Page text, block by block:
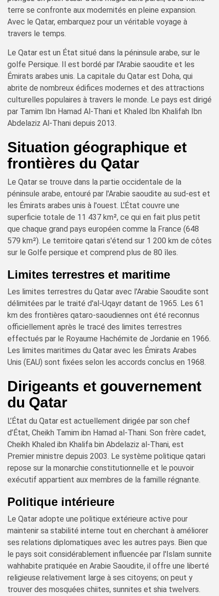
terre se confronte aux modernités en pleine expansion.
Avec le Qatar, embarquez pour un véritable voyage à
travers le temps.
Le Qatar est un État situé dans la péninsule arabe, sur le
golfe Persique. Il est bordé par l'Arabie saoudite et les
Émirats arabes unis. La capitale du Qatar est Doha, qui
abrite de nombreux édifices modernes et des attractions
culturelles populaires à travers le monde. Le pays est dirigé
par Tamim Ibn Hamad Al-Thani et Khaled Ibn Khalifah Ibn
Abdelaziz Al-Thani depuis 2013.
Situation géographique et
frontières du Qatar
Le Qatar se trouve dans la partie occidentale de la
péninsule arabe, entouré par l'Arabie saoudite au sud-est et
les Émirats arabes unis à l'ouest. L'État couvre une
superficie totale de 11 437 km², ce qui en fait plus petit
que chaque grand pays européen comme la France (648
579 km²). Le territoire qatari s'étend sur 1 200 km de côtes
sur le Golfe persique et comprend plus de 80 îles.
Limites terrestres et maritime
Les limites terrestres du Qatar avec l'Arabie Saoudite sont
délimitées par le traité d'al-Uqayr datant de 1965. Les 61
km des frontières qataro-saoudiennes ont été reconnus
officiellement après le tracé des limites terrestres
effectués par le Royaume Hachémite de Jordanie en 1966.
Les limites maritimes du Qatar avec les Émirats Arabes
Unis (EAU) sont fixées selon les accords conclus en 1968.
Dirigeants et gouvernement
du Qatar
L’État du Qatar est actuellement dirigée par son chef
d’État, Cheikh Tamim ibn Hamad al-Thani. Son frère cadet,
Cheikh Khaled ibn Khalifa bin Abdelaziz al-Thani, est
Premier ministre depuis 2003. Le système politique qatari
repose sur la monarchie constitutionnelle et le pouvoir
exécutif appartient aux membres de la famille régnante.
Politique intérieure
Le Qatar adopte une politique extérieure active pour
maintenir sa stabilité interne tout en cherchant à améliorer
ses relations diplomatiques avec les autres pays. Bien que
le pays soit considérablement influencée par l'Islam sunnite
wahhabite pratiquée en Arabie Saoudite, il offre une liberté
religieuse relativement large à ses citoyens; on peut y
trouver des mosquées chiites, sunnites et shia twelvers.